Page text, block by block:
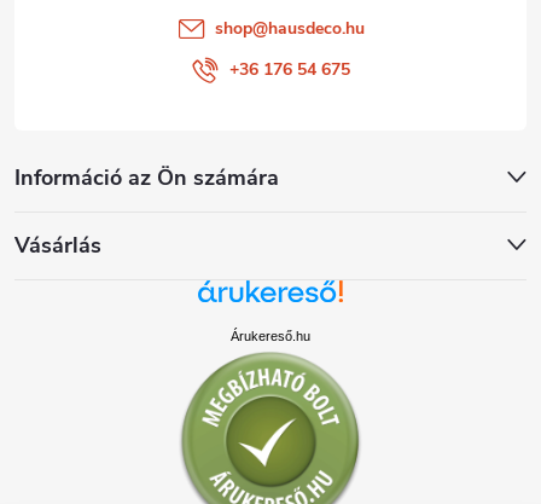
Információ az Ön számára
Vásárlás
shop@hausdeco.hu
+36 176 54 675
Árukereső.hu